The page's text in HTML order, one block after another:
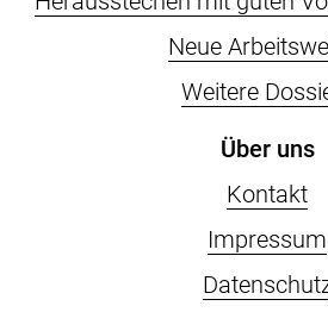
Neue
Weitere
Über uns
Kontakt
Impressum